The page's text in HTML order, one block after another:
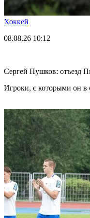
Хоккей
08.08.26 10:12
Сергей Пушков: отъезд
Игроки, с которыми он в